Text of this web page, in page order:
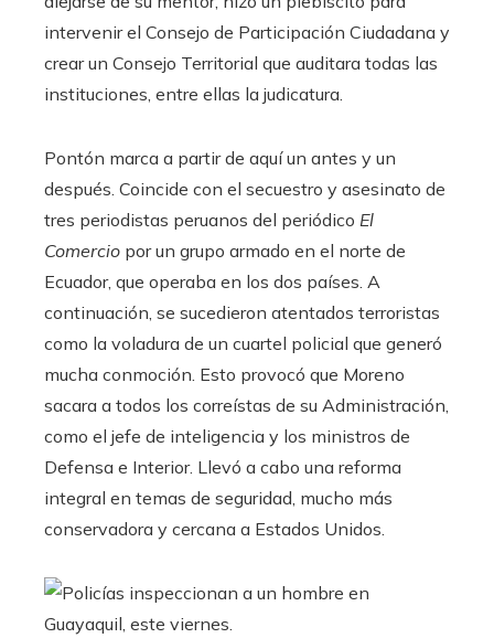
intervenir el Consejo de Participación Ciudadana y
crear un Consejo Territorial que auditara todas las
instituciones, entre ellas la judicatura.
Pontón marca a partir de aquí un antes y un
después. Coincide con el secuestro y asesinato de
tres periodistas peruanos del periódico El
Comercio por un grupo armado en el norte de
Ecuador, que operaba en los dos países. A
continuación, se sucedieron atentados terroristas
como la voladura de un cuartel policial que generó
mucha conmoción. Esto provocó que Moreno
sacara a todos los correístas de su Administración,
como el jefe de inteligencia y los ministros de
Defensa e Interior. Llevó a cabo una reforma
integral en temas de seguridad, mucho más
conservadora y cercana a Estados Unidos.